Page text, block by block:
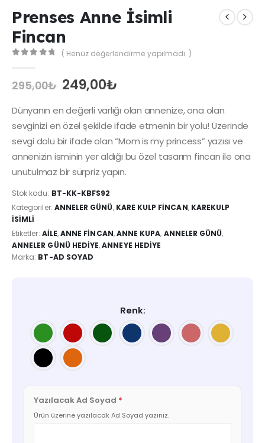
Prenses Anne İsimli
Fincan
( Henüz değerlendirme yapılmadı. )
295,00₺ Orijinal
fiyat:
295,00₺.
249,00₺
fiyat:
249,00₺.
Dünyanın en değerli varlığı olan annenize, ona olan
sevginizi en özel şekilde ifade etmenin bir yolu! Üzerinde
sevgi dolu bir ifade olan “Mom is my princess” yazısı ve
annenizin isminin yer aldığı bu özel tasarım fincan ile ona
unutulmaz bir sürpriz yapın.
Stok kodu: BT-KK-KBFS92
Kategoriler: ANNELER GÜNÜ, KARE KULP FINCAN, KAREKULP
İSIMLI
Etiketler: AILE,ANNE FINCAN,ANNE KUPA, ANNELER GÜNÜ,
ANNELER GÜNÜ HEDIYE,ANNEYE HEDIYE
Marka: BT-AD SOYAD
Renk
Yazılacak Ad Soyad *
Ürün üzerine yazılacak Ad Soyad yazınız.